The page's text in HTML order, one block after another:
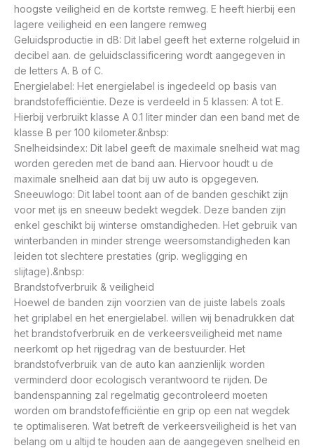
hoogste veiligheid en de kortste remweg. E heeft hierbij een
lagere veiligheid en een langere remweg
Geluidsproductie in dB: Dit label geeft het externe rolgeluid in
decibel aan. de geluidsclassificering wordt aangegeven in
de letters A. B of C.
Energielabel: Het energielabel is ingedeeld op basis van
brandstofefficiëntie. Deze is verdeeld in 5 klassen: A tot E.
Hierbij verbruikt klasse A 0.1 liter minder dan een band met de
klasse B per 100 kilometer.&nbsp:
Snelheidsindex: Dit label geeft de maximale snelheid wat mag
worden gereden met de band aan. Hiervoor houdt u de
maximale snelheid aan dat bij uw auto is opgegeven.
Sneeuwlogo: Dit label toont aan of de banden geschikt zijn
voor met ijs en sneeuw bedekt wegdek. Deze banden zijn
enkel geschikt bij winterse omstandigheden. Het gebruik van
winterbanden in minder strenge weersomstandigheden kan
leiden tot slechtere prestaties (grip. wegligging en
slijtage).&nbsp:
Brandstofverbruik & veiligheid
Hoewel de banden zijn voorzien van de juiste labels zoals
het griplabel en het energielabel. willen wij benadrukken dat
het brandstofverbruik en de verkeersveiligheid met name
neerkomt op het rijgedrag van de bestuurder. Het
brandstofverbruik van de auto kan aanzienlijk worden
verminderd door ecologisch verantwoord te rijden. De
bandenspanning zal regelmatig gecontroleerd moeten
worden om brandstofefficiëntie en grip op een nat wegdek
te optimaliseren. Wat betreft de verkeersveiligheid is het van
belang om u altijd te houden aan de aangegeven snelheid en